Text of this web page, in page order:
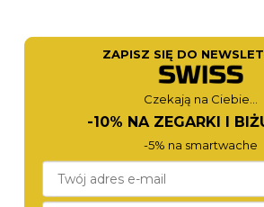
LEE COOPER
LC08386.420
280,-
ZAPISZ SIĘ DO
Czekają na Ciebie...
-10% NA ZEGARKI I
-5% na smartwache